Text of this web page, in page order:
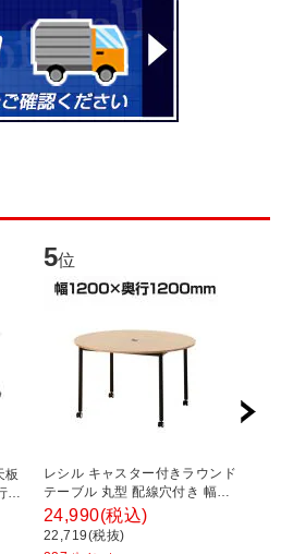
板
ス
5位
レシル キャスター付きラウンド
テーブル 丸型 配線穴付き 幅
1200×奥行1200×高さ720mm ミ
ーティング 休憩スペース ラウン
24,990(税込)
22,719(税抜)